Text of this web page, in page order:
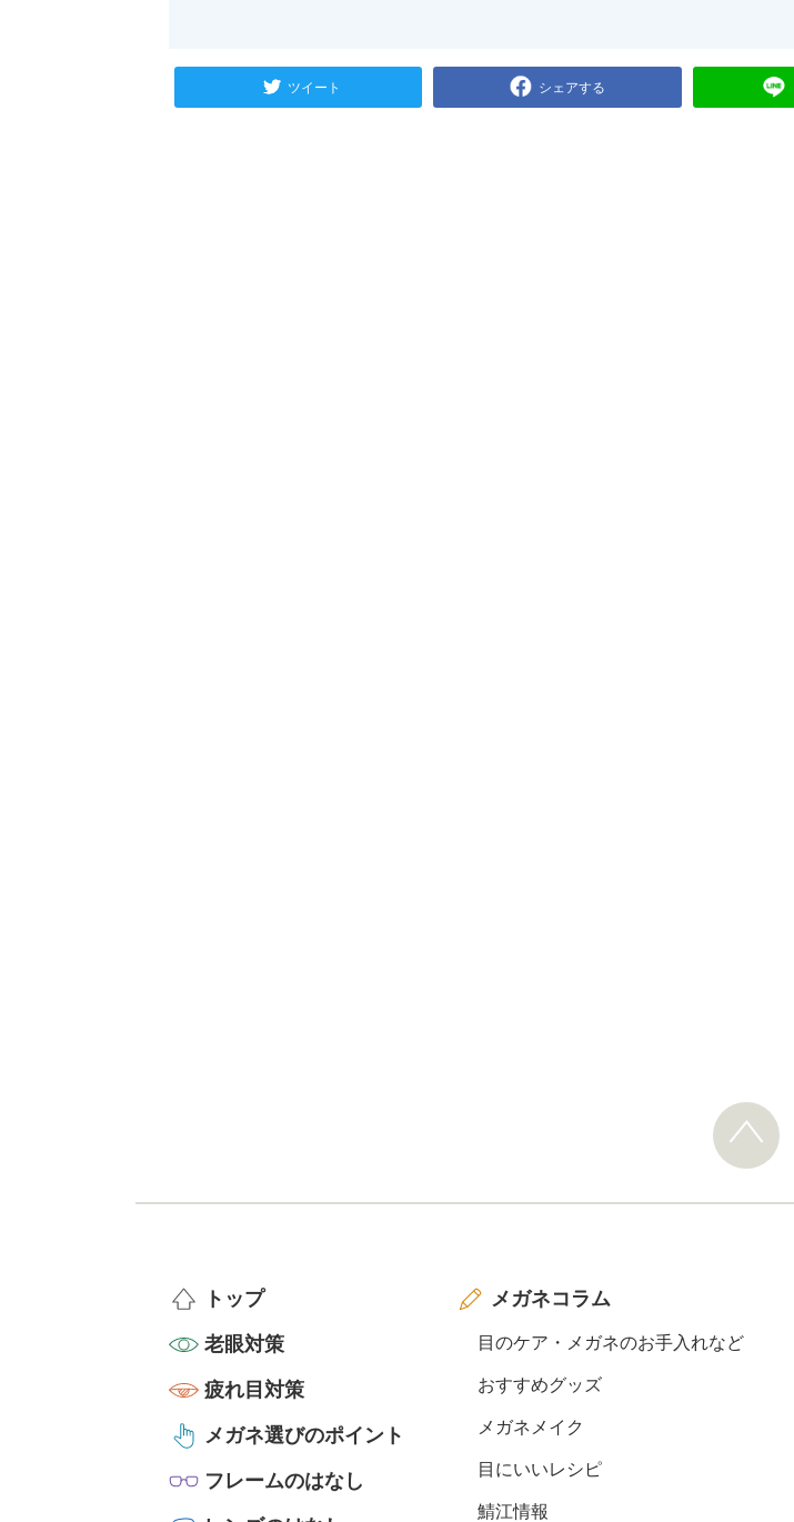
トップ
老眼対策
疲れ目対策
メガネ選びのポイント
フレームのはなし
メガネコラム
目のケア・メガネのお手入れなど
おすすめグッズ
メガネメイク
目にいいレシピ
鯖江情報